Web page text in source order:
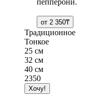
пепперони.
Традиционное
Тонкое
25 см
32 см
40 см
2350